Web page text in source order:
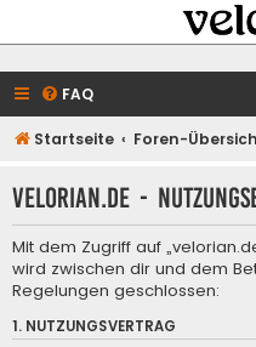
FAQ
Startseite Foren-
velorian.de -
Mit dem Zugriff auf
wird zwischen dir und dem
Regelungen geschlossen:
1. NUTZUNGSVERTRAG